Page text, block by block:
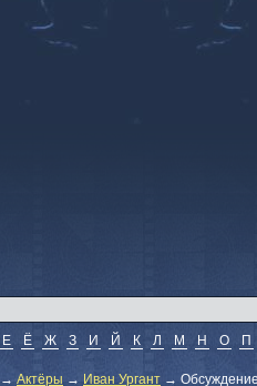
Е Ё Ж З И Й К Л М Н О П
→ Актёры → Иван Ургант →